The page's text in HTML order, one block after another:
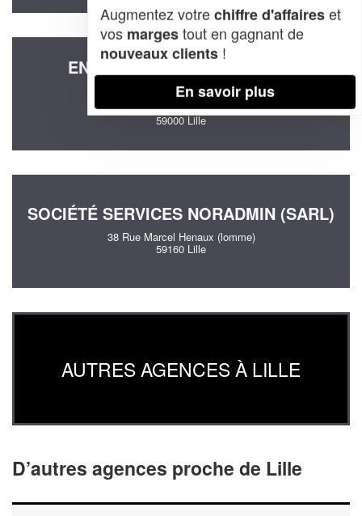
ENTREPRISE PRAGMATIC CX
SOLUTIONS (SARL)
229 Rue De Solferino
59000 Lille
SOCIÉTÉ SERVICES NORADMIN (SARL)
38 Rue Marcel Henaux (lomme)
59160 Lille
AUTRES AGENCES À LILLE
D’autres agences proche de Lille
Augmentez votrechiffre d'affaireset
vos margestout en gagnant de
nouveaux clients !
En savoir plus